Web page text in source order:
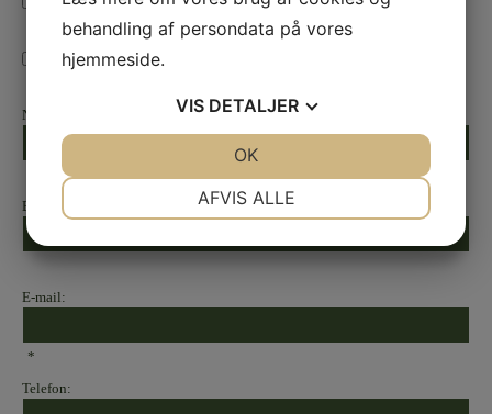
Spørgsmål til varer
Nyhedsbrev
Navn:
By:
E-mail:
*
Telefon:
behandling af persondata på vores
hjemmeside.
VIS DETALJER
AFVIS ALLE
OK